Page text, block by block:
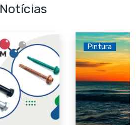
Notícias
Pintura